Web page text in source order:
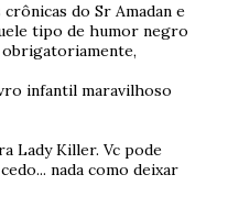
crônicas do Sr Amadan e
tipo de humor negro
obrigatoriamente,
infantil maravilhoso
Lady Killer. Vc pode
nada como deixar